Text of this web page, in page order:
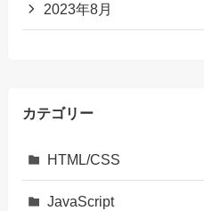
2023年8月
カテゴリー
HTML/CSS
JavaScript